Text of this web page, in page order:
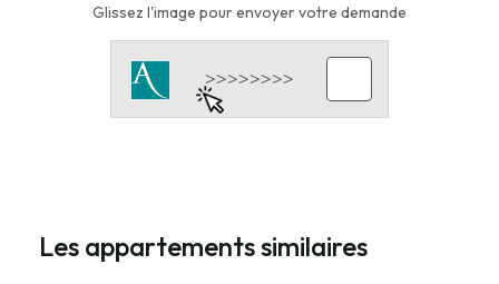
Glissez l'image pour envoyer votre demande
Les appartements similaires